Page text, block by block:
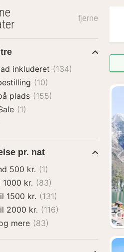
fjerne
inkluderet (134)
(10)
plads (155)
(1)
pr. nat
Mindre end 500 kr. (1)
500 kr. til 1000 kr. (83)
1000 kr. til 1500 kr. (131)
1500 kr. til 2000 kr. (116)
kr. og mere (83)